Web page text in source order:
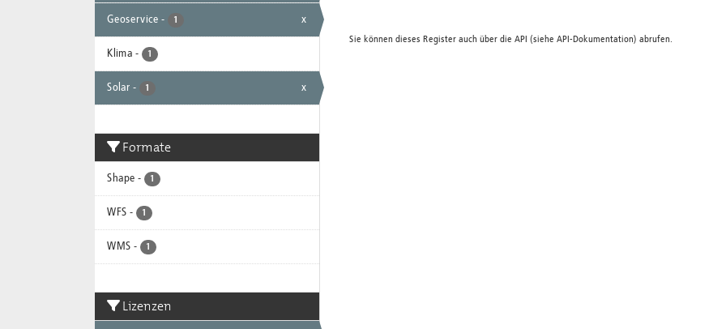
Geoservice - 1 x
Klima - 1
Solar - 1 x
Formate
Shape - 1
WFS - 1
WMS - 1
Lizenzen
Sie können dieses Register auch über die API (siehe API-Dokumentation) abrufen.